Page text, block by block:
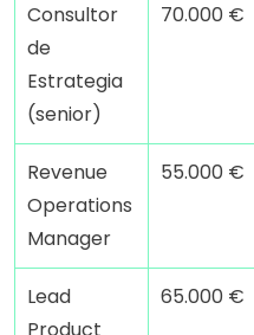
Consultor
de
Estrategia
(senior)
70.000 €
Revenue
Operations
Manager
55.000 €
Lead
65.000 €